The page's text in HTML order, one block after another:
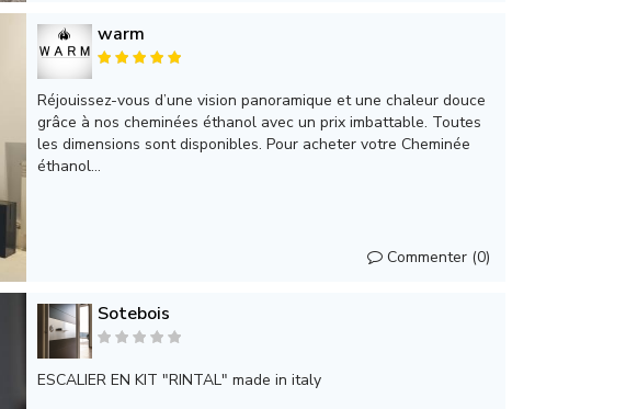
warm
Réjouissez-vous d’une vision panoramique et une chaleur douce
grâce à nos cheminées éthanol avec un prix imbattable. Toutes
les dimensions sont disponibles. Pour acheter votre Cheminée
éthanol...
Commenter (0)
Sotebois
ESCALIER EN KIT "RINTAL" made in italy